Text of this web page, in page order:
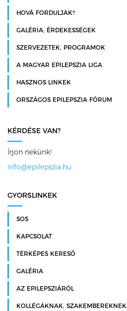
HOVÁ FORDULJAK?
GALÉRIA, ÉRDEKESSÉGEK
SZERVEZETEK, PROGRAMOK
A MAGYAR EPILEPSZIA LIGA
HASZNOS LINKEK
ORSZÁGOS EPILEPSZIA FÓRUM
KÉRDÉSE VAN?
Írjon nekünk!
info@epilepszia.hu
GYORSLINKEK
SOS
KAPCSOLAT
TÉRKÉPES KERESŐ
GALÉRIA
AZ EPILEPSZIÁRÓL
KOLLÉGÁKNAK, SZAKEMBEREKNEK